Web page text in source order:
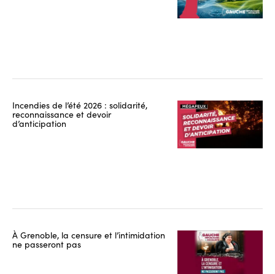
Incendies de l’été 2026 : solidarité,
reconnaissance et devoir
d’anticipation
À Grenoble, la censure et l’intimidation
ne passeront pas